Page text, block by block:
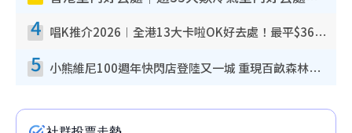
4 唱K推介2026︱全港13大卡啦OK好去處！最平$36起 日文K都有！(附地址+收費詳情)
5 小熊維尼100週年快閃店登陸又一城 重現百畝森林經典場景／獨家限定盲盒登場／專屬DIY香水